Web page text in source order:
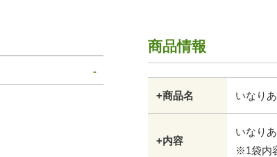
商品情報
+商品名 いなり
+内容
いなり
※1袋内